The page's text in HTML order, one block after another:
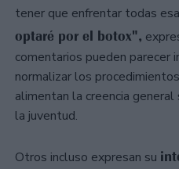
tener que enfrentar todas
optaré por el botox",
comentarios pueden parecer
normalizar los
alimentan la creencia
la juventud.
Otros incluso expresan su